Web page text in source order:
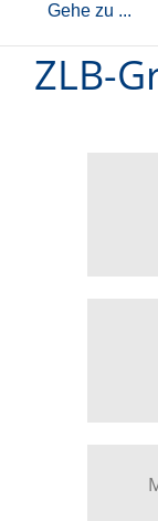
Gehe zu ...
ZLB-